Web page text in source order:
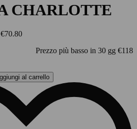
CHARLOTTE
€70.80
Prezzo più basso in 30 gg €118
al carrello